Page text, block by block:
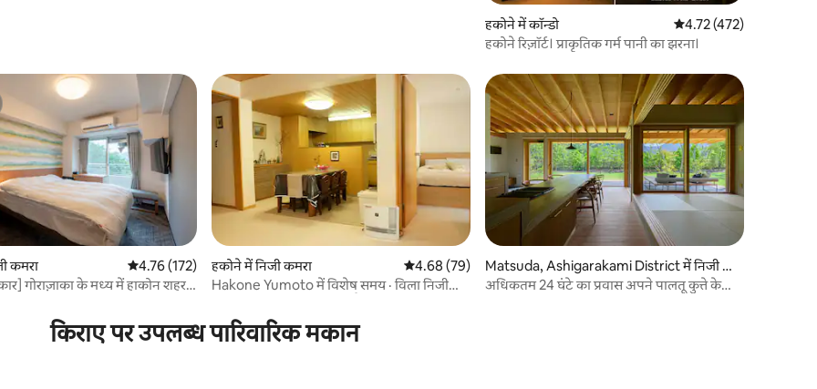
हकोने में कॉन्डो औसत रेटिंग 5 में से 4.72,
4.72 (472)
हकोने रिज़ॉर्ट। प्राकृतिक गर्म पानी का झरना।
कमरा औसत रेटिंग 5 में से 4.76, 172 समीक्षाएँ
4.76 (172)
गोराज़ाका के मध्य में हाकोन शहर में
हकोने में निजी कमरा औसत रेटिंग 5 में से 4.68, 79 समीक्षाएँ
4.68 (79)
Hakone Yumoto में विशेष समय · विला निजी
आप प्राथमिक विद्यालय की उम्र के तहत हैं।
Matsuda, Ashigarakami District में निजी क
मरा
अधिकतम 24 घंटे का प्रवास अपने पालतू कुत्ते के
किराए पर उपलब्ध पारिवारिक मकान